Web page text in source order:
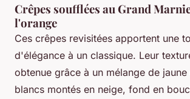
Crêpes soufflées au Grand
l'orange
Ces crêpes revisitées apportent une
d'élégance à un classique. Leur
obtenue grâce à un mélange de
blancs montés en neige, fond en